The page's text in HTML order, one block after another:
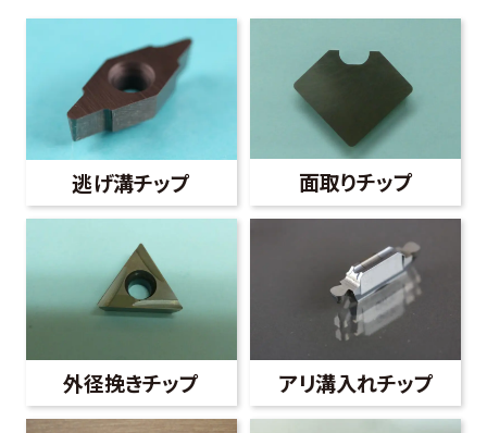
逃げ溝チップ 面取りチップ
外径挽きチップ アリ溝入れチップ